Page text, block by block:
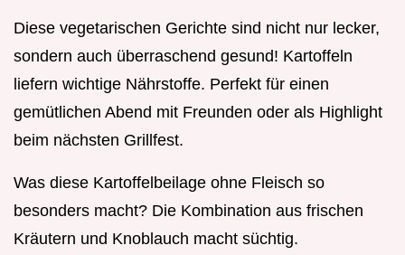
Diese vegetarischen Gerichte sind nicht nur lecker,
sondern auch überraschend gesund! Kartoffeln
liefern wichtige Nährstoffe. Perfekt für einen
gemütlichen Abend mit Freunden oder als Highlight
beim nächsten Grillfest.
Was diese Kartoffelbeilage ohne Fleisch so
besonders macht? Die Kombination aus frischen
Kräutern und Knoblauch macht süchtig.